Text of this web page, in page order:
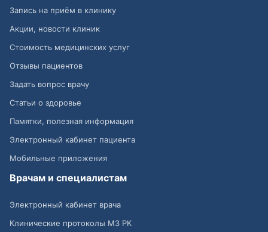
Запись на приём в клинику
Акции, новости клиник
Стоимость медицинских услуг
Отзывы пациентов
Задать вопрос врачу
Статьи о здоровье
Памятки, полезная информация
Электронный кабинет пациента
Мобильные приложения
Врачам и специалистам
Электронный кабинет врача
Клинические протоколы МЗ РК